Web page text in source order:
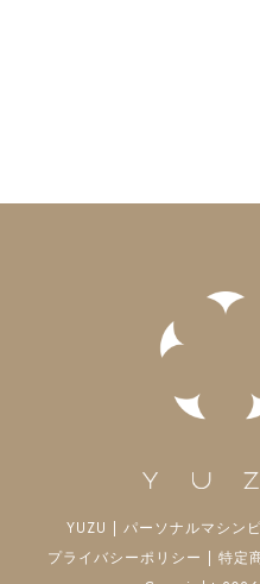
YUZU | パーソナルマシン
プライバシーポリシー | 特定